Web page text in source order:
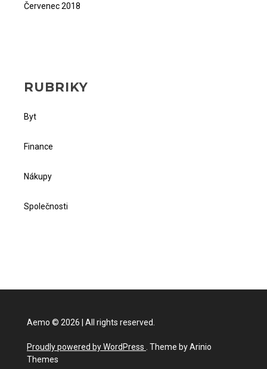
Červenec 2018
RUBRIKY
Byt
Finance
Nákupy
Společnosti
Aemo © 2026 All rights reserved.
Proudly powered by WordPress . Theme by Arinio
Themes